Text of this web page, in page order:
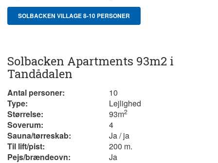
SOLBACKEN VILLAGE 8-10 PERSONER
Solbacken Apartments 93m2 i
Tandådalen
Antal personer:
10
Type:
Lejlighed
Størrelse:
93m2
Soverum:
4
Sauna/tørreskab:
Ja / ja
Til lift/pist:
200 m.
Pejs/brændeovn:
Ja